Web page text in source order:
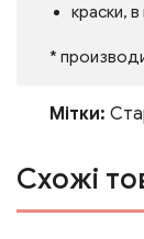
краски,
*
Мітки:
Схожі